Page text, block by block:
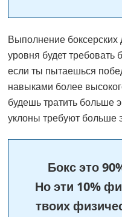
Выполнение
уровня будет требовать
если ты пытаешься
навыками более
будешь тратить больше
уклоны требуют больше
Бокс это
Но эти 10%
твоих